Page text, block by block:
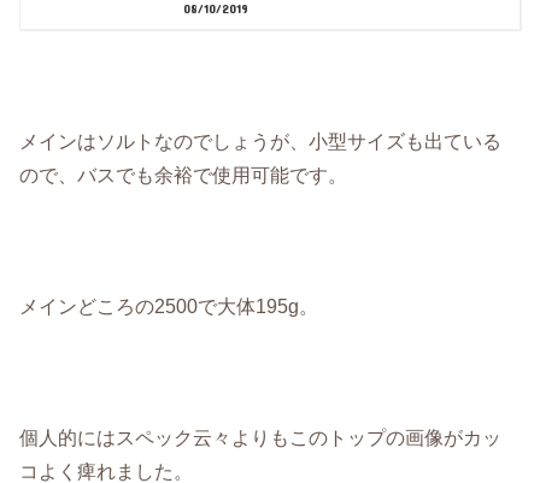
08/10/2019
メインはソルトなのでしょうが、小型サイズも出ている
ので、バスでも余裕で使用可能です。
メインどころの2500で大体195g。
個人的にはスペック云々よりもこのトップの画像がカッ
コよく痺れました。